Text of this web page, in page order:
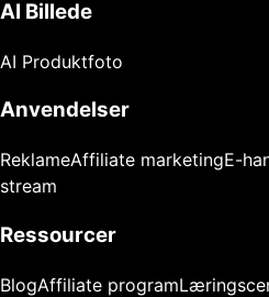
AI Billede
AI Produktfoto
Anvendelser
ReklameAffiliate marketingE-
stream
Ressourcer
BlogAffiliate program